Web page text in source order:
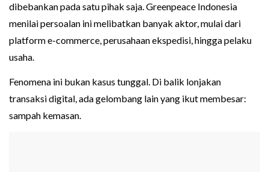
dibebankan pada satu pihak saja. Greenpeace Indonesia
menilai persoalan ini melibatkan banyak aktor, mulai dari
platform e-commerce, perusahaan ekspedisi, hingga pelaku
usaha.
Fenomena ini bukan kasus tunggal. Di balik lonjakan
transaksi digital, ada gelombang lain yang ikut membesar:
sampah kemasan.